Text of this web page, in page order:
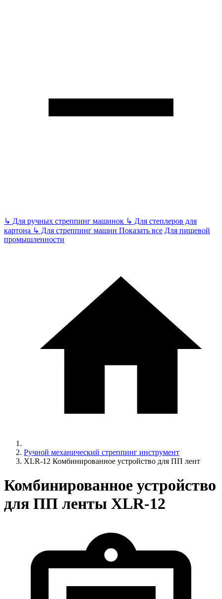
↳ Для ручных стреппинг машинок ↳ Для степлеров для
картона ↳ Для стреппинг машин Показать все Для пищевой
промышленности
Ручной механический стреппинг инструмент
XLR-12 Комбинированное устройство для ПП лент
Комбинированное устройство
для ПП ленты XLR-12